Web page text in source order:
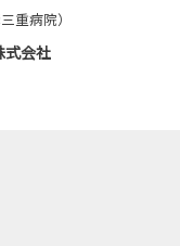
重病院）
式会社